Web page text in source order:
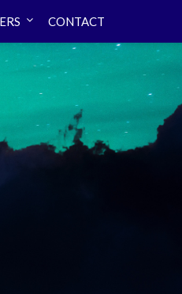
CONTACT